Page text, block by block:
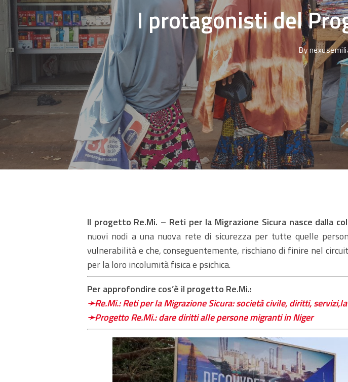
I protagonisti del
By
Il progetto Re.Mi. – Reti per la Migrazione Sicura nasce dalla
nuovi nodi a una nuova rete di sicurezza per tutte quelle
vulnerabilità e che, conseguentemente, rischiano di finire nel
per la loro incolumità fisica e psichica.
Per approfondire cos’è il progetto Re.Mi.:
➛Re.Mi.: Reti per la Migrazione Sicura: società civile, diritti,
➛Progetto Re.Mi.: dare diritti alle persone migranti in Niger